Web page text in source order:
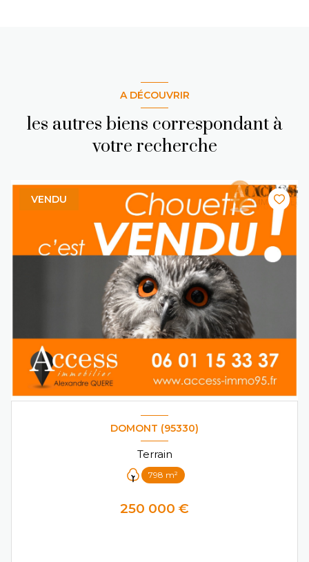
A DÉCOUVRIR
les autres biens correspondant à
votre recherche
VENDU
DOMONT (95330)
Terrain
798 m²
250 000 €